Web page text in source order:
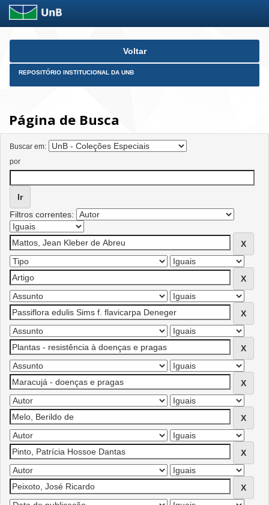
Skip
Voltar
REPOSITÓRIO INSTITUCIONAL DA UNB
Página de Busca
Buscar em:
por
Filtros correntes: